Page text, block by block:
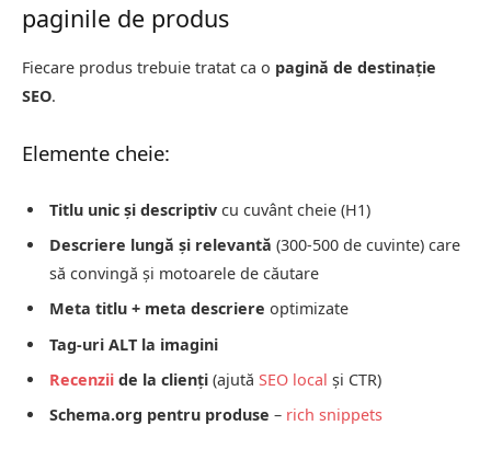
paginile de produs
Fiecare produs trebuie tratat ca o pagină de destinație
SEO.
Elemente cheie:
Titlu unic și descriptiv cu cuvânt cheie (H1)
Descriere lungă și relevantă (300-500 de cuvinte) care
să convingă și motoarele de căutare
Meta titlu + meta descriere optimizate
Tag-uri ALT la imagini
Recenzii de la clienți (ajută SEO local și CTR)
Schema.org pentru produse – rich snippets